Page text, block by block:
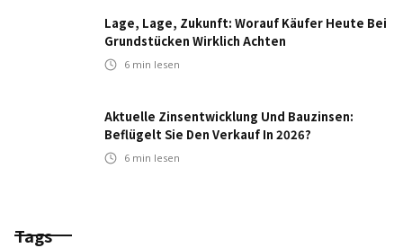
Lage, Lage, Zukunft: Worauf Käufer Heute Bei
Grundstücken Wirklich Achten
6 min lesen
Aktuelle Zinsentwicklung Und Bauzinsen:
Beflügelt Sie Den Verkauf In 2026?
6 min lesen
Tags